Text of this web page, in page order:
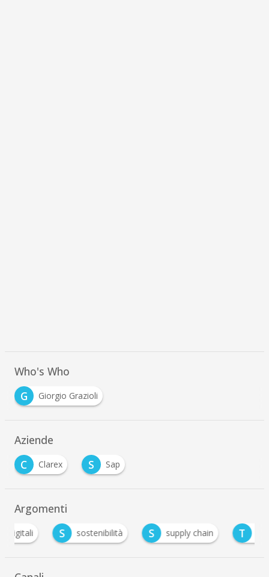
Who's Who
G
Giorgio Grazioli
Aziende
C
Clarex S Sap
Argomenti
S
sostenibilità S supply chain T